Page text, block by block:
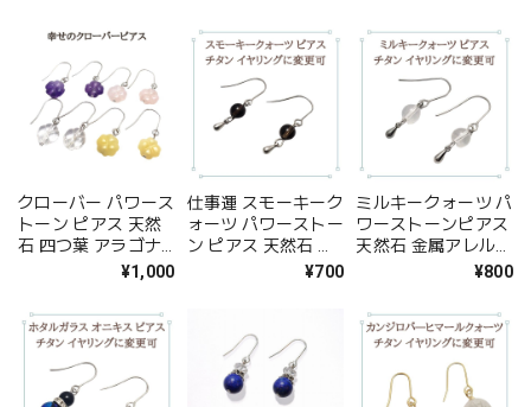
クセサリー レディー
金属アレルギー チタ
ン プレゼント ラッ
ピング無料
チタン イヤリング
変更可 ギフト
可 プレゼント ギフ
ト ラッピング無料
クローバー パワース
トーン ピアス 天然
石 四つ葉 アラゴナ
イト ローズクォーツ
ル 水晶 アクセサリ
ー レディース ギフ
ト プレゼント ピア
ス 金属アレルギー
対応 チタン
¥1,000
仕事運 スモーキーク
ォーツ パワーストー
ン ピアス 天然石 厄
除け ゆらゆら 金属
ル便送料無料 アクセ
サリー
¥700
ミルキークォーツ パ
ワーストーンピアス
天然石 金属アレルギ
ー 対応 ギフト イヤ
便送料無料 レディー
ス アクセサリー
¥800